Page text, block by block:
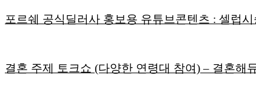
포르쉐 공식딜러사 홍보용 유튜브콘텐츠 : 셀럽
결혼 주제 토크쇼 (다양한 연령대 참여) – 결혼해